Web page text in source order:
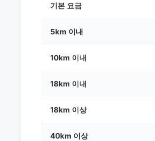
기본 요금
5km 이내
10km 이내
18km 이내
18km 이상
40km 이상